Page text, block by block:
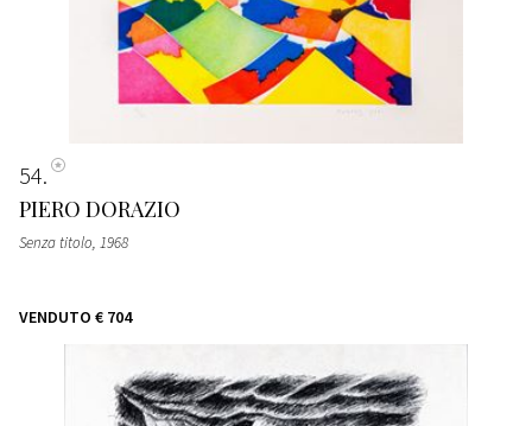
54
PIERO DORAZIO
Senza titolo, 1968
VENDUTO € 704